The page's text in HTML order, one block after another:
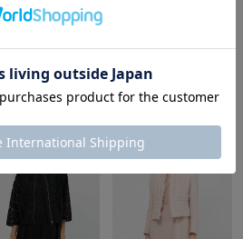
30%OFF
EPOCA
¥31,900 37%OFF